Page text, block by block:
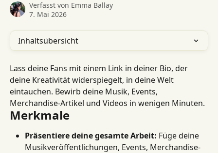
Verfasst von Emma Ballay
7. Mai 2026
Inhaltsübersicht
Lass deine Fans mit einem Link in deiner Bio, der
deine Kreativität widerspiegelt, in deine Welt
eintauchen. Bewirb deine Musik, Events,
Merchandise-Artikel und Videos in wenigen Minuten.
Merkmale
Präsentiere deine gesamte Arbeit: Füge deine
Musikveröffentlichungen, Events, Merchandise-